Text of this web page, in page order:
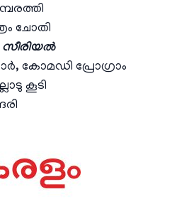
ചോതി
സീരിയൽ
കോമഡി പ്രോഗ്രാം
കൂടി